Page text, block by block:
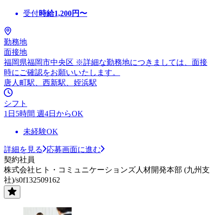
受付時給1,200円〜
勤務地
面接地
福岡県福岡市中央区 ※詳細な勤務地につきましては、面接
時にご確認をお願いいたします。
唐人町駅、西新駅、姪浜駅
シフト
1日5時間 週4日からOK
未経験OK
詳細を見る
応募画面に進む
契約社員
株式会社ヒト・コミュニケーションズ人材開発本部 (九州支
社)/s0f132509162